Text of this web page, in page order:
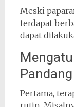
Meski
terdapat
dapat
Pandang
Pertama,